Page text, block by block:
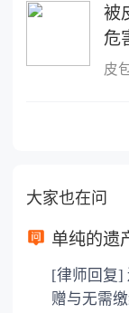
被
危
大家也在问
单纯的遗
[律师回复] 遗产赠予不一定要缴税。单纯的遗产
赠与无需